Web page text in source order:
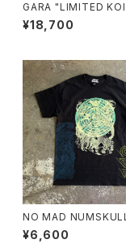
GARA "LIMITED
SHIRT for
LACK×WHITE)
¥18,700
NO MAD
×壊し屋 MULTI
(BLACK.L)
¥6,600